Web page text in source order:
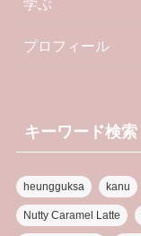
学ぶ
プロフィール
キーワード検索
heungguksa kanu
Nutty Caramel Latte